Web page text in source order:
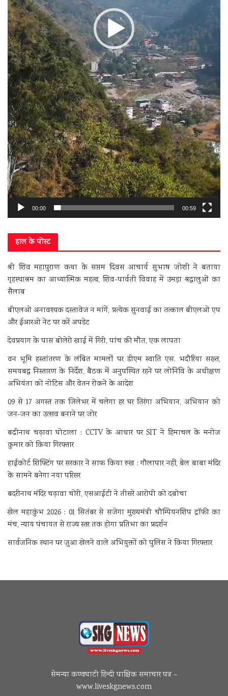
00:00 00:59
हाल के पोस्ट
श्री शिव महापुराण कथा के सप्तम दिवस आचार्य सुभाष जोशी ने बताया
गृहस्थाश्रम का आध्यात्मिक महत्व, शिव-पार्वती विवाह में उमड़ा श्रद्धालुओं का
सैलाब
बीएलओ अनावश्यक दस्तावेज न मांगें, प्रत्येक सुनवाई का तत्काल बीएलओ एप
और ईआरओ नेट पर करें अपडेट
देवप्रयाग के पास बोलेरो खाई में गिरी, पांच की मौत, एक लापता
वन भूमि हस्तांतरण के लंबित मामलों पर डीएम स्वाति एस. भदौरिया सख्त,
समयबद्ध निस्तारण के निर्देश, बैठक में अनुपस्थित रहने पर लोनिवि के अधीक्षण
अभियंता को नोटिस और वेतन रोकने के आदेश
09 से 17 अगस्त तक जिलेभर में चलेगा हर घर तिरंगा अभियान, अभियान को
जन-जन का उत्सव बनाने पर जोर
बद्रीनाथ चढ़ावा घोटाला : CCTV के आधार पर SIT ने हिमाचल के मनोज
कुमार को किया गिरफ्तार
हाईकोर्ट शिफ्टिंग पर सरकार ने साफ किया रुख : गौलापार नहीं, बेल बाबा मंदिर
के सामने बनेगा नया परिसर
बदरीनाथ मंदिर चढ़ावा चोरी, एसआईटी ने तीसरे आरोपी को दबोचा
खेल महाकुंभ 2026 : 01 सितंबर से सजेगा मुख्यमंत्री चौम्पियनशिप ट्रॉफी का
मंच, न्याय पंचायत से राज्य स्तर तक होगा प्रतिभा का प्रदर्शन
सार्वजनिक स्थान पर जुआ खेलने वाले अभियुक्तों को पुलिस ने किया गिरफ्तार
सेमन्या कण्वघाटी हिन्दी पाक्षिक समाचार पत्र –
www.liveskgnews.com